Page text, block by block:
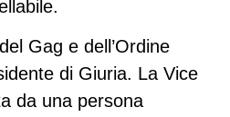
Gag e dell’Ordine
di Giuria. La Vice
da una persona